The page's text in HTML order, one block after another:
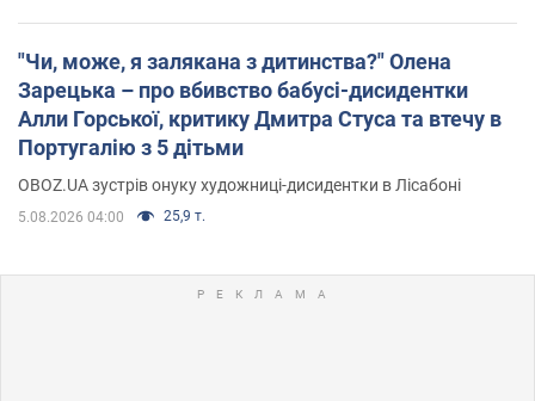
"Чи, може, я залякана з дитинства?" Олена
Зарецька – про вбивство бабусі-дисидентки
Алли Горської, критику Дмитра Стуса та втечу в
Португалію з 5 дітьми
OBOZ.UA зустрів онуку художниці-дисидентки в Лісабоні
5.08.2026 04:00 25,9 т.